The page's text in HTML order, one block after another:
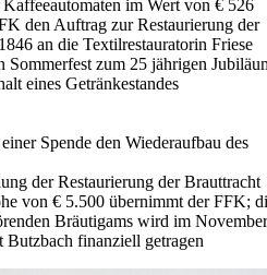
im Wert von € 526
den Auftrag zur Restaurierung der
an die Textilrestauratorin Friese
zum 25 jährigen
eines Getränkestandes
Spende den Wiederaufbau des
der Restaurierung der Brauttracht
von € 5.500 übernimmt der FFK;
Bräutigams wird im November
Butzbach finanziell getragen